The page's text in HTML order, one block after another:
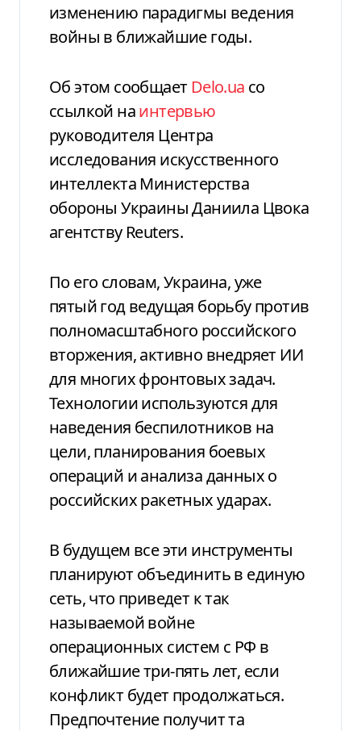
изменению парадигмы ведения
войны в ближайшие годы.
Об этом сообщает Delo.ua со
ссылкой наинтервью
руководителя Центра
исследования искусственного
интеллекта Министерства
обороны Украины Даниила Цвока
агентству Reuters.
По его словам, Украина, уже
пятый год ведущая борьбу против
полномасштабного российского
вторжения, активно внедряет ИИ
для многих фронтовых задач.
Технологии используются для
наведения беспилотников на
цели, планирования боевых
операций и анализа данных о
российских ракетных ударах.
В будущем все эти инструменты
планируют объединить в единую
сеть, что приведет к так
называемой войне
операционных систем с РФ в
ближайшие три-пять лет, если
конфликт будет продолжаться.
Предпочтение получит та